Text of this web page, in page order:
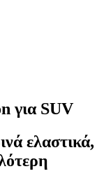
για SUV
ελαστικά,